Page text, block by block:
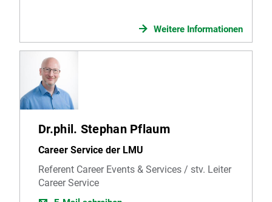
Weitere Informationen
Dr.phil. Stephan Pflaum
Career Service der LMU
Referent Career Events & Services / stv. Leiter
Career Service